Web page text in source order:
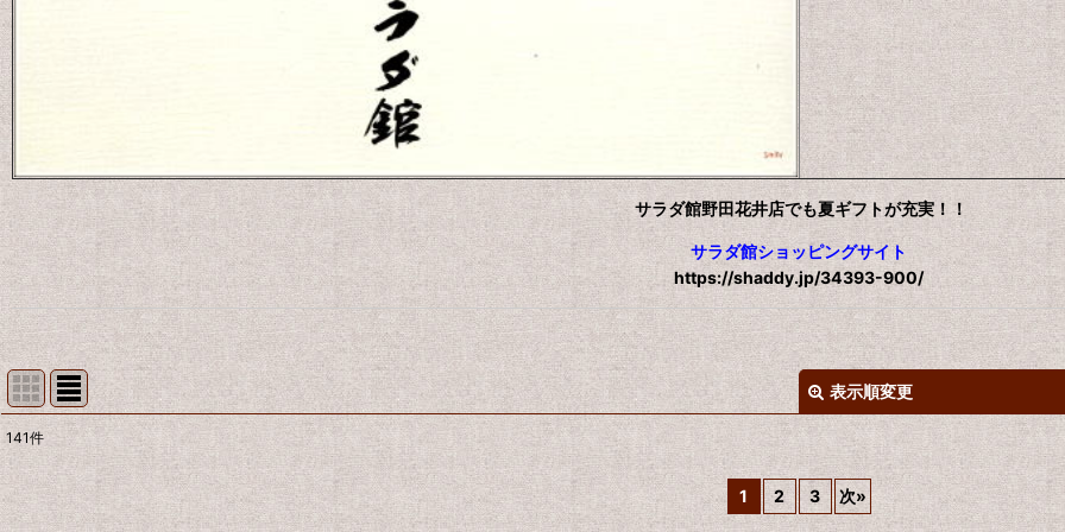
サラダ館野田花井店でも夏ギフトが充実！！
サラダ館ショッピングサイト
https://shaddy.jp/34393-900/
表示順変更
表示数:
並び順:
141件
1 2 3 次»